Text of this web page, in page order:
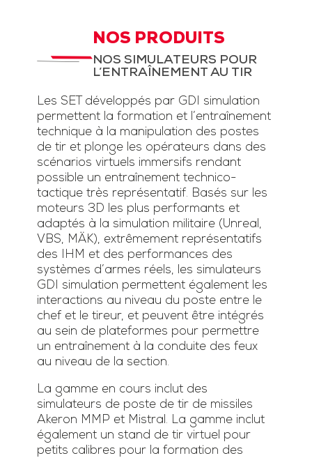
NOS PRODUITS
NOS SIMULATEURS POUR
L’ENTRAÎNEMENT AU TIR
Les SET développés par GDI simulation
permettent la formation et l’entraînement
technique à la manipulation des postes
de tir et plonge les opérateurs dans des
scénarios virtuels immersifs rendant
possible un entraînement technico-
tactique très représentatif. Basés sur les
moteurs 3D les plus performants et
adaptés à la simulation militaire (Unreal,
VBS, MÄK), extrêmement représentatifs
des IHM et des performances des
systèmes d’armes réels, les simulateurs
GDI simulation permettent également les
interactions au niveau du poste entre le
chef et le tireur, et peuvent être intégrés
au sein de plateformes pour permettre
un entraînement à la conduite des feux
au niveau de la section.
La gamme en cours inclut des
simulateurs de poste de tir de missiles
Akeron MMP et Mistral. La gamme inclut
également un stand de tir virtuel pour
petits calibres pour la formation des